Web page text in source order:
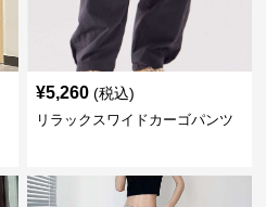
¥5,260 (税込)
リラックスワイドカーゴパンツ